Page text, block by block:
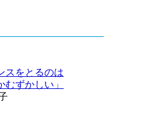
スをとるのは
むずかしい」